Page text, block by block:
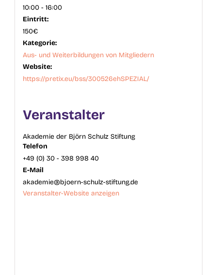
10:00 - 16:00
Eintritt:
150€
Kategorie:
Aus- und Weiterbildungen von Mitgliedern
Website:
https://pretix.eu/bss/300526ehSPEZIAL/
Veranstalter
Akademie der Björn Schulz Stiftung
Telefon
+49 (0) 30 - 398 998 40
E-Mail
akademie@bjoern-schulz-stiftung.de
Veranstalter-Website anzeigen